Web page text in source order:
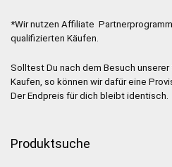
*Wir nutzen Affiliate
qualifizierten Käufen.
Solltest Du nach dem Besuch
Kaufen, so können wir dafür eine
Der Endpreis für dich bleibt identisch.
Produktsuche